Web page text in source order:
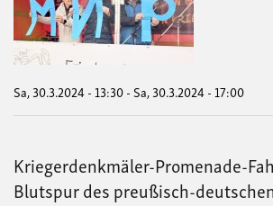
Sa, 30.3.2024 - 13:30-Sa, 30.3.2024 - 17:00
Kriegerdenkmäler-Promenade-
Blutspur des preußisch-